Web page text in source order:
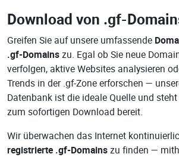
Download von .gf-
Greifen Sie auf unsere umfassende
.gf-Domainszu. Egal ob Sie neue
verfolgen, aktive Websites analysieren
Trends in der .gf-Zone erforschen —
Datenbank ist die ideale Quelle und
zum sofortigen Download bereit.
Wir überwachen das Internet
registrierte .gf-Domainszu finden —